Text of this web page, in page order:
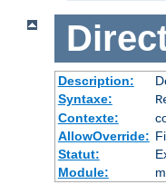
Description:
Syntaxe:
Contexte:
AllowOverride:
Statut:
Module: